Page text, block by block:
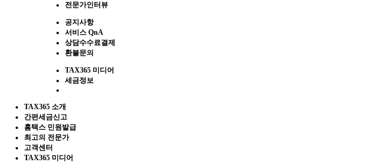
전문가인터뷰
공지사항
서비스 QnA
상담수수료결제
환불문의
TAX365 미디어
세금정보
TAX365 소개
간편세금신고
홈택스 민원발급
최고의 전문가
고객센터
TAX365 미디어